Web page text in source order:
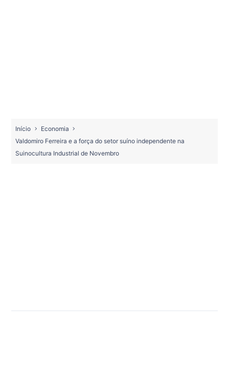
Início
Economia
Valdomiro Ferreira e a força do setor suíno independente na
Suinocultura Industrial de Novembro